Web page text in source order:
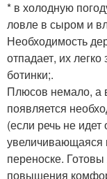
* в холодную
ловле в сыром и
Необходимость
отпадает, их
ботинки;.
Плюсов немало, а
появляется
(если речь не
увеличивающаяся
переноске.
повышения